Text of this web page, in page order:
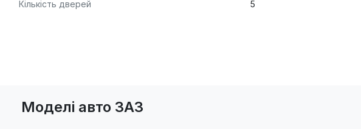
Кількість дверей 5
Моделі авто ЗАЗ